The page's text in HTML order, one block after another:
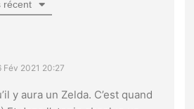
récent
Fév 2021 20:27
y aura un Zelda. C’est quand